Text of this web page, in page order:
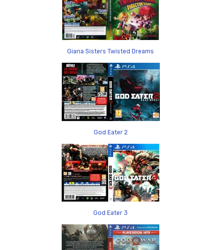
Giana Sisters Twisted Dreams
God Eater 2
God Eater 3